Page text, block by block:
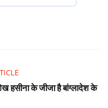
के जीजा है बांग्लादेश के